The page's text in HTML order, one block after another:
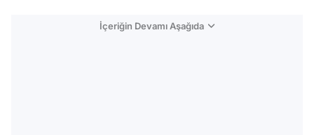
İçeriğin Devamı Aşağıda